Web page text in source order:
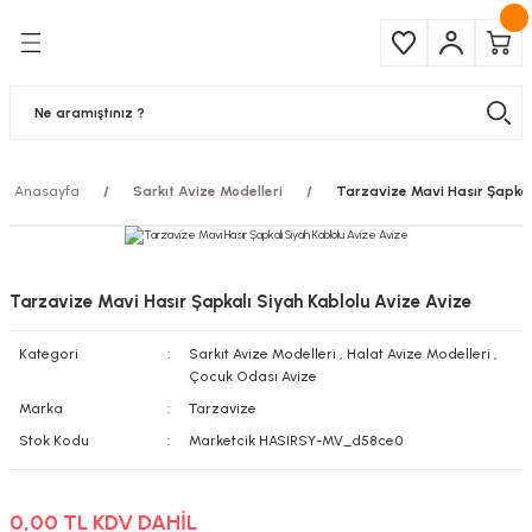
Anasayfa Sarkıt Avize Modelleri Tarzavize Mavi Hasır
Tarzavize Mavi Hasır Şapkalı Siyah Kablolu Avize Avize
Kategori Sarkıt Avize Modelleri , Halat Avize Modelleri ,
Çocuk Odası Avize
Marka
Tarzavize
Stok Kodu
Marketcik HASIRSY-MV_d58ce0
0,00 TL KDV DAHİL